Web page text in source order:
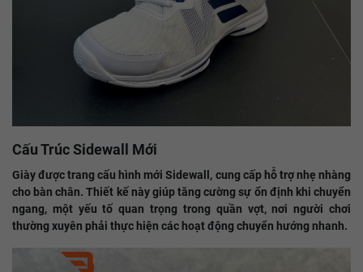
Cấu Trúc Sidewall Mới
Giày được trang cấu hình mới Sidewall, cung cấp hỗ trợ nhẹ nhàng
cho bàn chân. Thiết kế này giúp tăng cường sự ổn định khi chuyển
ngang, một yếu tố quan trọng trong quần vợt, nơi người chơi
thường xuyên phải thực hiện các hoạt động chuyển hướng nhanh.